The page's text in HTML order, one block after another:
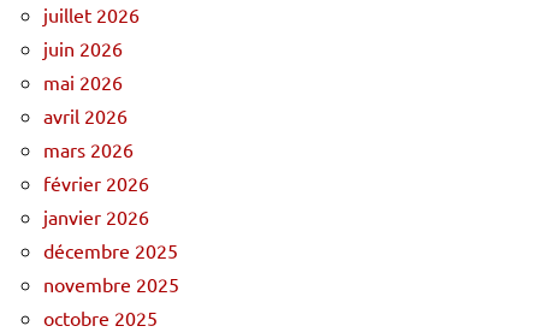
juillet 2026
juin 2026
mai 2026
avril 2026
mars 2026
février 2026
janvier 2026
décembre 2025
novembre 2025
octobre 2025